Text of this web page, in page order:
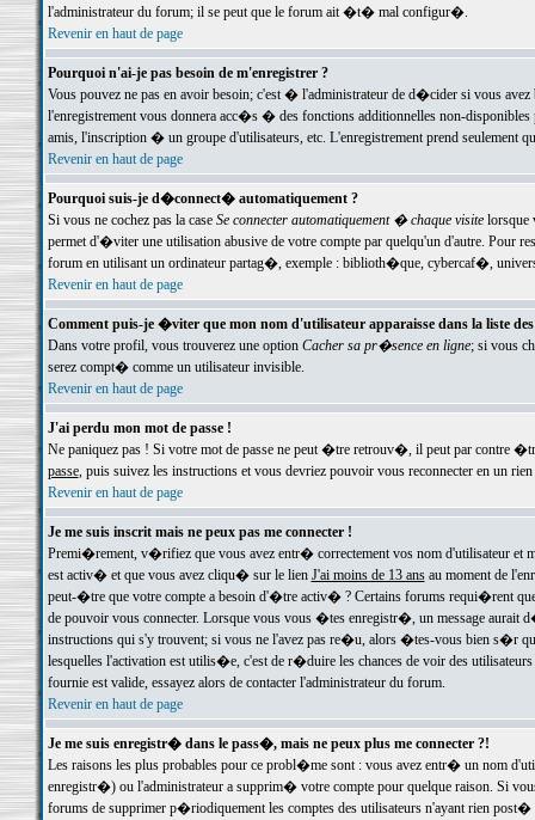
l'administrateur du forum; il se peut que le forum ait �t� mal configur�.
Revenir en haut de page
Pourquoi n'ai-je pas besoin de m'enregistrer ?
Vous pouvez ne pas en avoir besoin; c'est � l'administrateur de d�cider si vous
l'enregistrement vous donnera acc�s � des fonctions additionnelles non-
amis, l'inscription � un groupe d'utilisateurs, etc. L'enregistrement prend seulement
Revenir en haut de page
Pourquoi suis-je d�connect� automatiquement ?
Si vous ne cochez pas la case Se connecter automatiquement � chaque visitelorsque
permet d'�viter une utilisation abusive de votre compte par quelqu'un d'autre. Pour
forum en utilisant un ordinateur partag�, exemple : biblioth�que, cybercaf�,
Revenir en haut de page
Comment puis-je �viter que mon nom d'utilisateur apparaisse dans la liste
Dans votre profil, vous trouverez une option Cacher sa pr�sence en ligne; si vous
serez compt� comme un utilisateur invisible.
Revenir en haut de page
J'ai perdu mon mot de passe !
Ne paniquez pas ! Si votre mot de passe ne peut �tre retrouv�, il peut par contre
passe, puis suivez les instructions et vous devriez pouvoir vous reconnecter en un rien
Revenir en haut de page
Je me suis inscrit mais ne peux pas me connecter !
Premi�rement, v�rifiez que vous avez entr� correctement vos nom d'utilisateur
est activ� et que vous avez cliqu� sur le lien J'ai moins de 13 ansau moment de
peut-�tre que votre compte a besoin d'�tre activ� ? Certains forums requi�rent
de pouvoir vous connecter. Lorsque vous vous �tes enregistr�, un message aurait
instructions qui s'y trouvent; si vous ne l'avez pas re�u, alors �tes-vous bien s�r
lesquelles l'activation est utilis�e, c'est de r�duire les chances de voir des
fournie est valide, essayez alors de contacter l'administrateur du forum.
Revenir en haut de page
Je me suis enregistr� dans le pass�, mais ne peux plus me connecter ?!
Les raisons les plus probables pour ce probl�me sont : vous avez entr� un nom
enregistr�) ou l'administrateur a supprim� votre compte pour quelque raison. Si
forums de supprimer p�riodiquement les comptes des utilisateurs n'ayant rien